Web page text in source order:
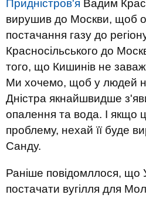
Придністров'я Вадим
вирушив до Москви, щоб
постачання газу до
Красносільського до
того, що Кишинів не
Ми хочемо, щоб у людей
Дністра якнайшвидше
опалення та вода. І якщо
проблему, нехай її буде
Санду.
Раніше повідомллося, що
постачати вугілля для